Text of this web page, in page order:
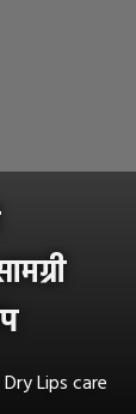
Dry Lips care